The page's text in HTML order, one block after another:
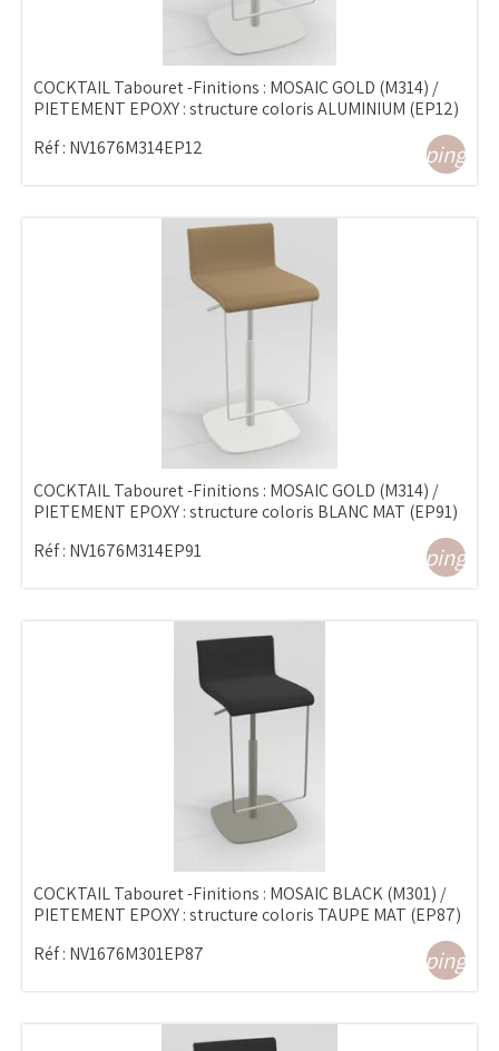
COCKTAIL Tabouret -Finitions : MOSAIC GOLD (M314) /
PIETEMENT EPOXY : structure coloris ALUMINIUM (EP12)
Réf : NV1676M314EP12
COCKTAIL Tabouret -Finitions : MOSAIC GOLD (M314) /
PIETEMENT EPOXY : structure coloris BLANC MAT (EP91)
Réf : NV1676M314EP91
COCKTAIL Tabouret -Finitions : MOSAIC BLACK (M301) /
PIETEMENT EPOXY : structure coloris TAUPE MAT (EP87)
Réf : NV1676M301EP87